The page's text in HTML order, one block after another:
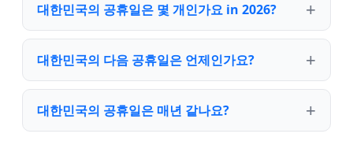
대한민국의 공휴일은 몇 개인가요 in 2026?
대한민국의 다음 공휴일은 언제인가요?
대한민국의 공휴일은 매년 같나요?